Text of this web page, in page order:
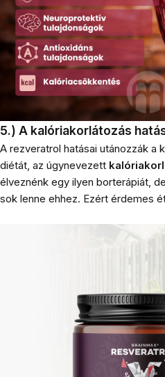
5.) A kalóriakorlátozás
A rezveratrol hatásai utánozzák a
diétát, az úgynevezett
élveznénk egy ilyen borterápiát,
sok lenne ehhez. Ezért érdemes